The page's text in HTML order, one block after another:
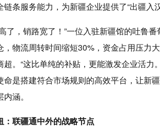
条服务能力，为新疆企业提供了“出疆入
了，销路宽了！”一位入驻新疆馆的吐鲁
，物流周转时间缩短30%，资金占用压力
超。“这比单纯的补贴，更能激发企业活力
命是搭建符合市场规则的高效平台，让新
涵。
：联疆通中外的战略节点